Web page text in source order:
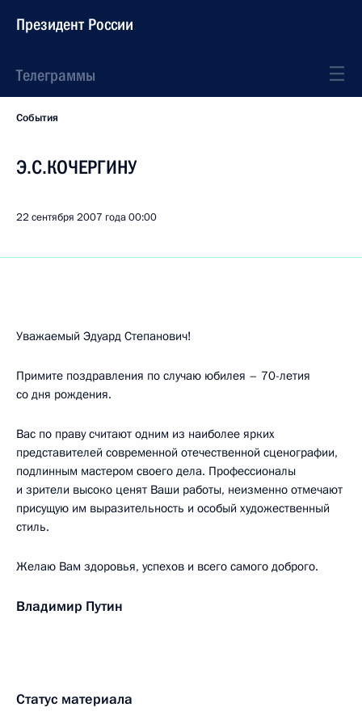
Президент России
Телеграммы
События
Э.С.КОЧЕРГИНУ
22 сентября 2007 года00:00
Уважаемый Эдуард Степанович!
Примите поздравления по случаю юбилея – 70-летия
со дня рождения.
Вас по праву считают одним из наиболее ярких
представителей современной отечественной сценографии,
подлинным мастером своего дела. Профессионалы
и зрители высоко ценят Ваши работы, неизменно отмечают
присущую им выразительность и особый художественный
стиль.
Желаю Вам здоровья, успехов и всего самого доброго.
Владимир Путин
Статус материала